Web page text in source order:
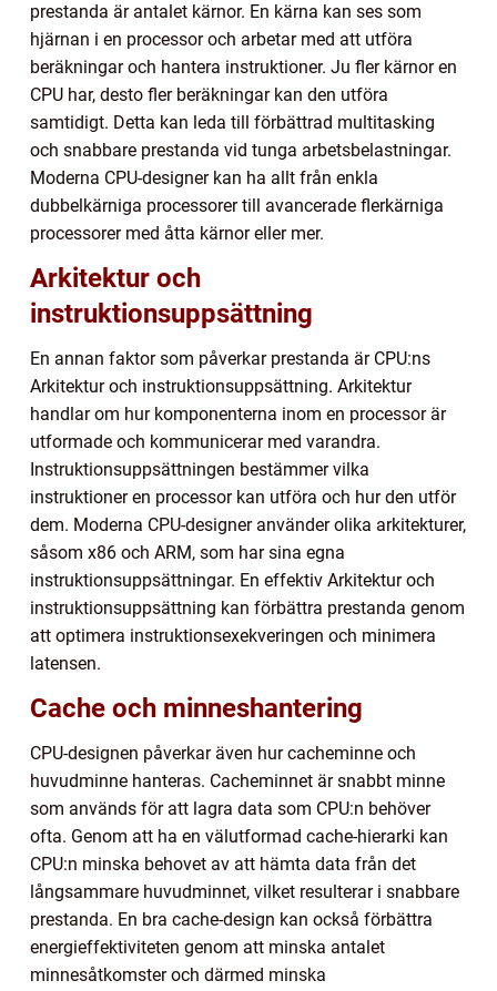
prestanda är antalet kärnor. En kärna kan ses som
hjärnan i en processor och arbetar med att utföra
beräkningar och hantera instruktioner. Ju fler kärnor en
CPU har, desto fler beräkningar kan den utföra
samtidigt. Detta kan leda till förbättrad multitasking
och snabbare prestanda vid tunga arbetsbelastningar.
Moderna CPU-designer kan ha allt från enkla
dubbelkärniga processorer till avancerade flerkärniga
processorer med åtta kärnor eller mer.
Arkitektur och
instruktionsuppsättning
En annan faktor som påverkar prestanda är CPU:ns
Arkitektur och instruktionsuppsättning. Arkitektur
handlar om hur komponenterna inom en processor är
utformade och kommunicerar med varandra.
Instruktionsuppsättningen bestämmer vilka
instruktioner en processor kan utföra och hur den utför
dem. Moderna CPU-designer använder olika arkitekturer,
såsom x86 och ARM, som har sina egna
instruktionsuppsättningar. En effektiv Arkitektur och
instruktionsuppsättning kan förbättra prestanda genom
att optimera instruktionsexekveringen och minimera
latensen.
Cache och minneshantering
CPU-designen påverkar även hur cacheminne och
huvudminne hanteras. Cacheminnet är snabbt minne
som används för att lagra data som CPU:n behöver
ofta. Genom att ha en välutformad cache-hierarki kan
CPU:n minska behovet av att hämta data från det
långsammare huvudminnet, vilket resulterar i snabbare
prestanda. En bra cache-design kan också förbättra
energieffektiviteten genom att minska antalet
minnesåtkomster och därmed minska